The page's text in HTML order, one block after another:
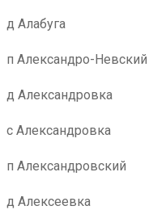
д Алабуга
п Александро-Невский
д Александровка
с Александровка
п Александровский
д Алексеевка